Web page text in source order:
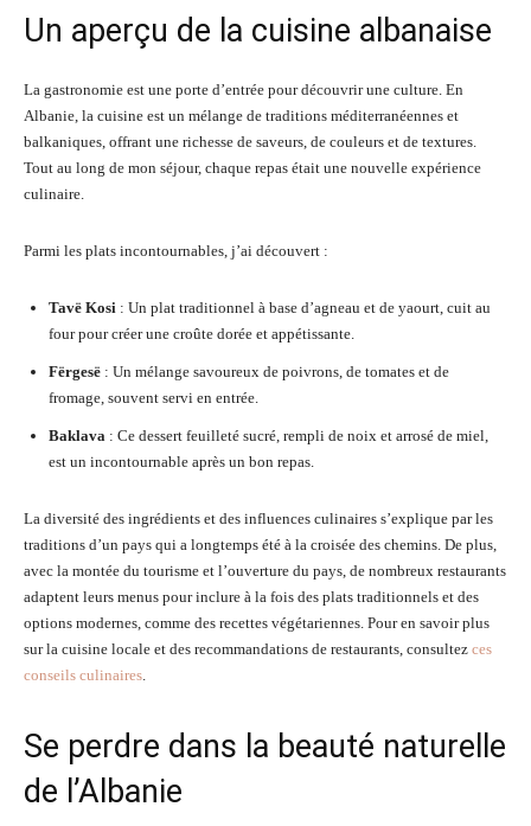
Un aperçu de la cuisine albanaise
La gastronomie est une porte d’entrée pour découvrir une culture. En
Albanie, la cuisine est un mélange de traditions méditerranéennes et
balkaniques, offrant une richesse de saveurs, de couleurs et de textures.
Tout au long de mon séjour, chaque repas était une nouvelle expérience
culinaire.
Parmi les plats incontournables, j’ai découvert :
Tavë Kosi : Un plat traditionnel à base d’agneau et de yaourt, cuit au
four pour créer une croûte dorée et appétissante.
Fërgesë : Un mélange savoureux de poivrons, de tomates et de
fromage, souvent servi en entrée.
Baklava : Ce dessert feuilleté sucré, rempli de noix et arrosé de miel,
est un incontournable après un bon repas.
La diversité des ingrédients et des influences culinaires s’explique par les
traditions d’un pays qui a longtemps été à la croisée des chemins. De plus,
avec la montée du tourisme et l’ouverture du pays, de nombreux restaurants
adaptent leurs menus pour inclure à la fois des plats traditionnels et des
options modernes, comme des recettes végétariennes. Pour en savoir plus
sur la cuisine locale et des recommandations de restaurants, consultez ces
conseils culinaires.
Se perdre dans la beauté naturelle
de l’Albanie